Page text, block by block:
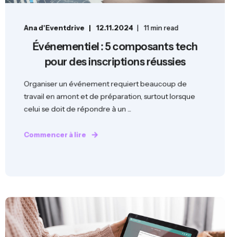
Ana d'Eventdrive 12.11.2024 11 min read
Événementiel : 5 composants tech
pour des inscriptions réussies
Organiser un événement requiert beaucoup de
travail en amont et de préparation, surtout lorsque
celui se doit de répondre à un ...
Commencer à lire